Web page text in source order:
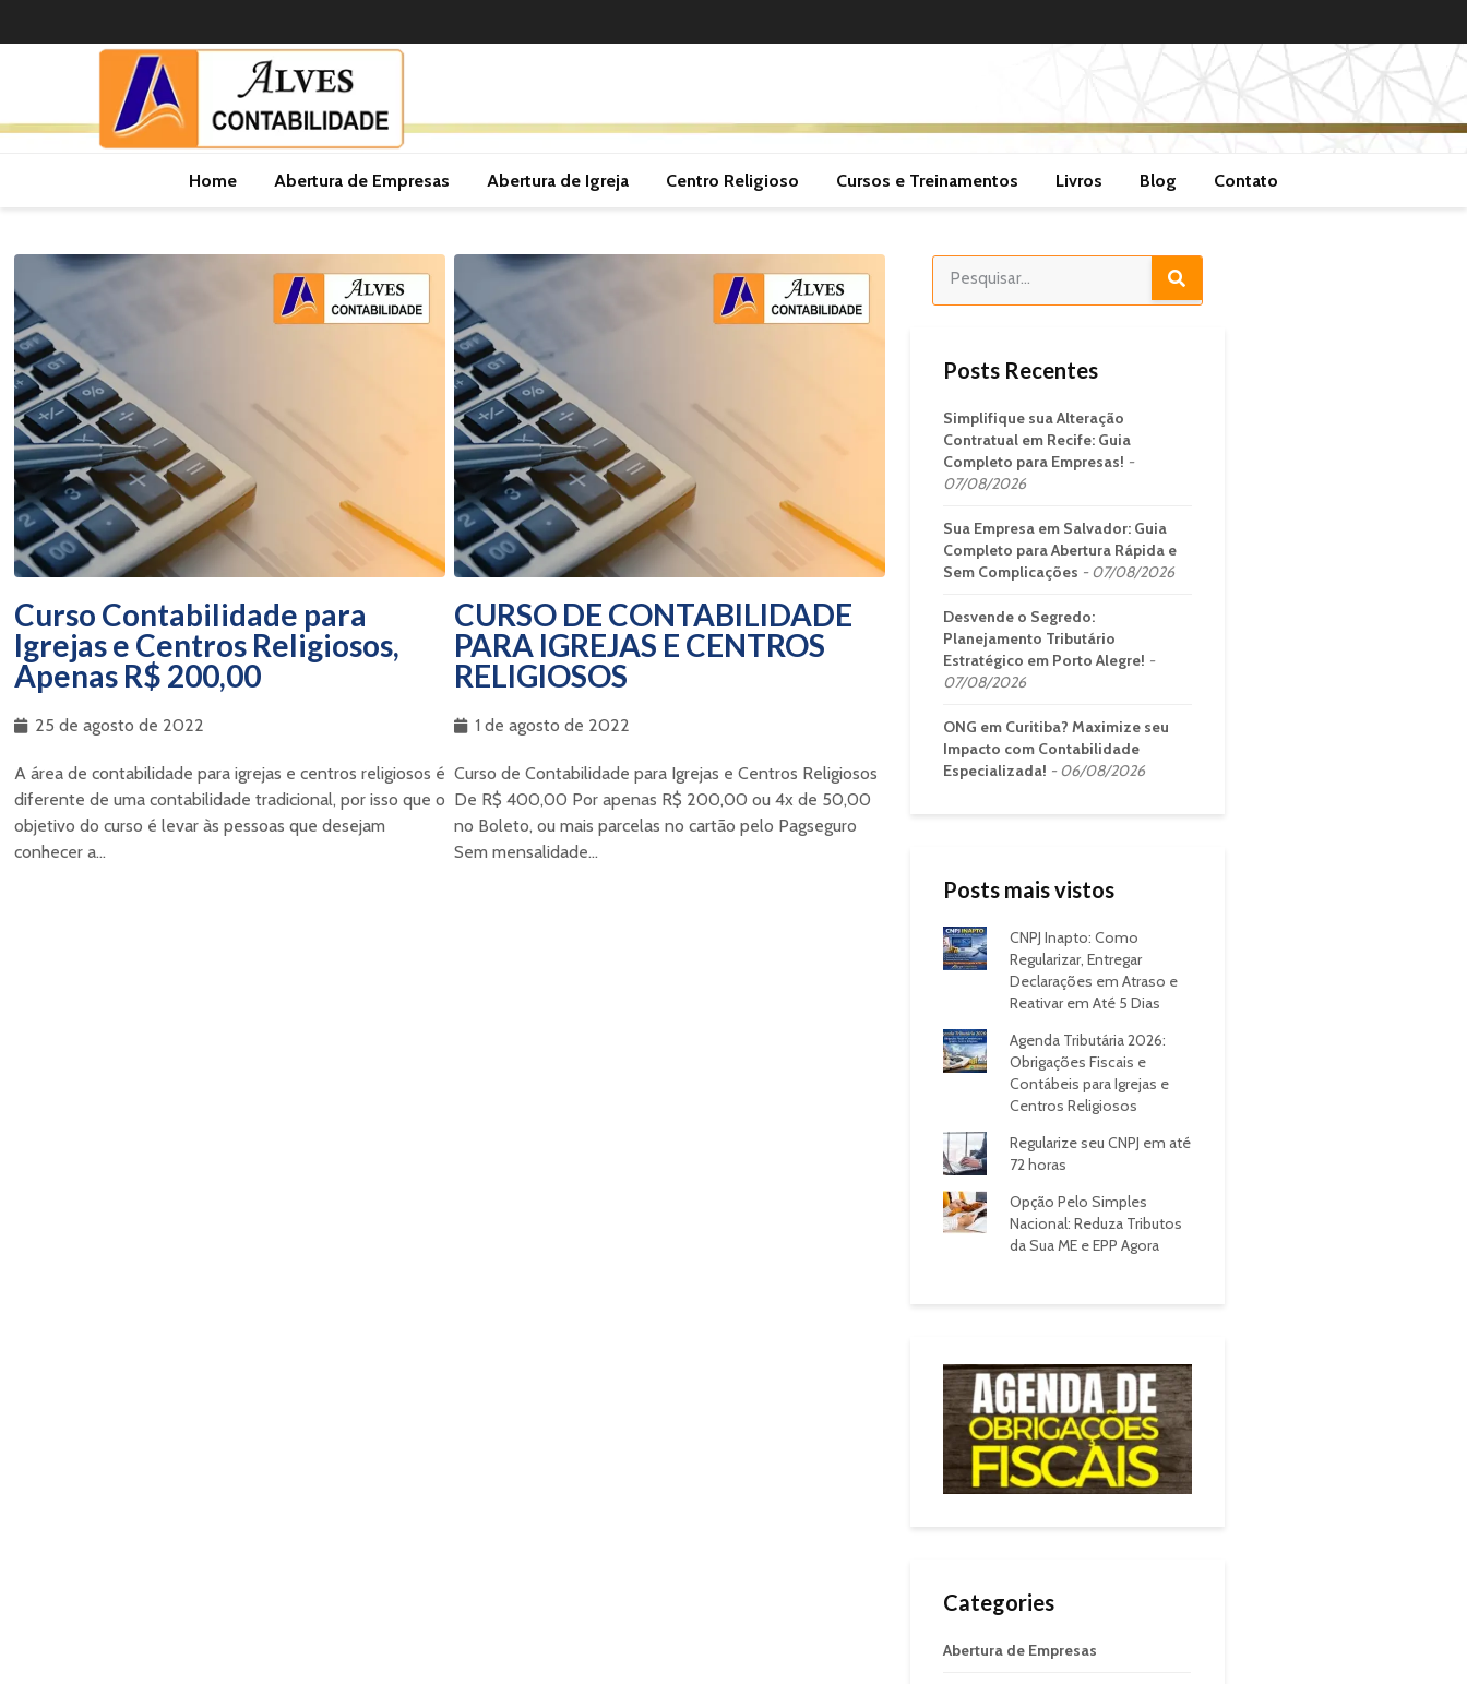
Home Abertura de Empresas Abertura de Igreja Centro Religioso Cursos e Treinamentos Livros Blog Contato
Curso Contabilidade para
Igrejas e Centros Religiosos,
Apenas R$ 200,00
25 de agosto de 2022
A área de contabilidade para igrejas e centros religiosos é
diferente de uma contabilidade tradicional, por isso que o
objetivo do curso é levar às pessoas que desejam
conhecer a...
CURSO DE CONTABILIDADE
PARA IGREJAS E CENTROS
RELIGIOSOS
1 de agosto de 2022
Curso de Contabilidade para Igrejas e Centros Religiosos
De R$ 400,00 Por apenas R$ 200,00 ou 4x de 50,00
no Boleto, ou mais parcelas no cartão pelo Pagseguro
Sem mensalidade...
Posts Recentes
Simplifique sua Alteração
Contratual em Recife: Guia
Completo para Empresas!
07/08/2026
Sua Empresa em Salvador: Guia
Completo para Abertura Rápida e
Sem Complicações
07/08/2026
Desvende o Segredo:
Planejamento Tributário
Estratégico em Porto Alegre!
07/08/2026
ONG em Curitiba? Maximize seu
Impacto com Contabilidade
Especializada!
06/08/2026
Posts mais vistos
CNPJ Inapto: Como
Regularizar, Entregar
Declarações em Atraso e
Reativar em Até 5 Dias
Agenda Tributária 2026:
Obrigações Fiscais e
Contábeis para Igrejas e
Centros Religiosos
Regularize seu CNPJ em até
72 horas
Opção Pelo Simples
Nacional: Reduza Tributos
da Sua ME e EPP Agora
Categories
Abertura de Empresas